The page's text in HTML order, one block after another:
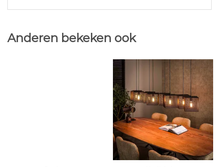
Anderen bekeken ook